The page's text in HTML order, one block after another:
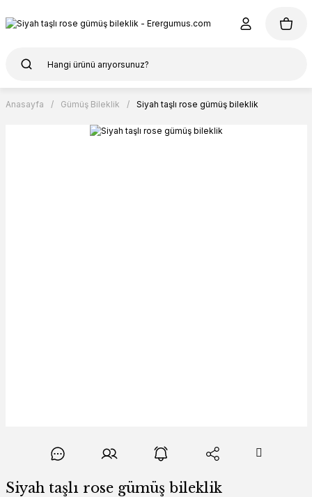
Anasayfa Gümüş Bileklik Siyah taşlı rose gümüş bileklik
Siyah taşlı rose gümüş bileklik